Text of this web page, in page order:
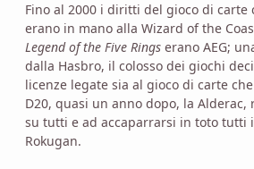
Fino al 2000 i diritti del gioco di carte
erano in mano alla Wizard of the
Legend of the Five Rings erano AEG;
dalla Hasbro, il colosso dei giochi
licenze legate sia al gioco di carte
D20, quasi un anno dopo, la Alderac,
su tutti e ad accaparrarsi in toto tutti
Rokugan.